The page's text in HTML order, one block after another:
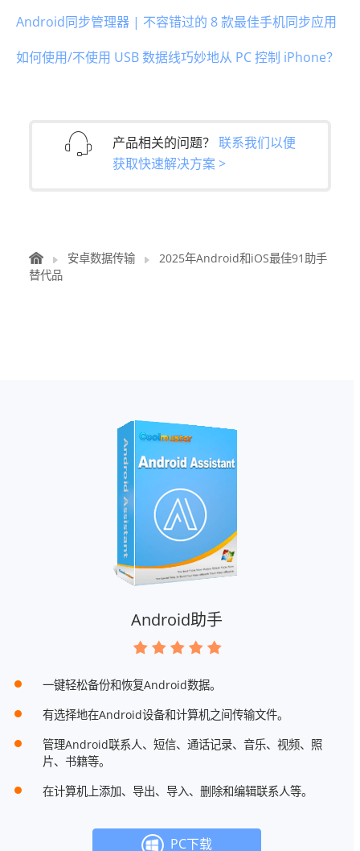
Android同步管理器 | 不容错过的 8 款最佳手机同步应用
如何使用/不使用 USB 数据线巧妙地从 PC 控制 iPhone？
产品相关的问题？ 联系我们以便
获取快速解决方案 >
安卓数据传输
2025年Android和iOS最佳91助手
替代品
Android助手
一键轻松备份和恢复Android数据。
有选择地在Android设备和计算机之间传输文件。
管理Android联系人、短信、通话记录、音乐、视频、照
片、书籍等。
在计算机上添加、导出、导入、删除和编辑联系人等。
PC下载